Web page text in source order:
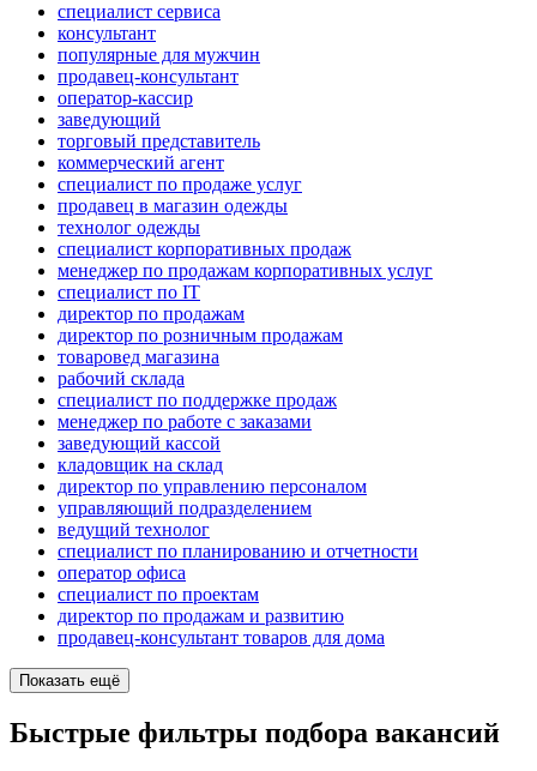
специалист сервиса
консультант
популярные для мужчин
продавец-консультант
оператор-кассир
заведующий
торговый представитель
коммерческий агент
специалист по продаже услуг
продавец в магазин одежды
технолог одежды
специалист корпоративных продаж
менеджер по продажам корпоративных услуг
специалист по IT
директор по продажам
директор по розничным продажам
товаровед магазина
рабочий склада
специалист по поддержке продаж
менеджер по работе с заказами
заведующий кассой
кладовщик на склад
директор по управлению персоналом
управляющий подразделением
ведущий технолог
специалист по планированию и отчетности
оператор офиса
специалист по проектам
директор по продажам и развитию
продавец-консультант товаров для дома
Показать ещё
Быстрые фильтры подбора вакансий